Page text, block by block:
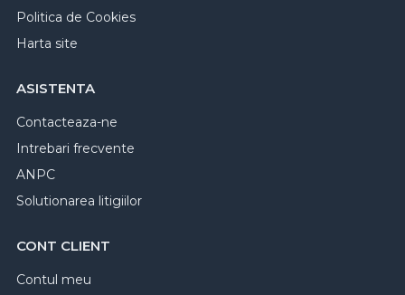
Politica de Cookies
Harta site
ASISTENTA
Contacteaza-ne
Intrebari frecvente
ANPC
Solutionarea litigiilor
CONT CLIENT
Contul meu